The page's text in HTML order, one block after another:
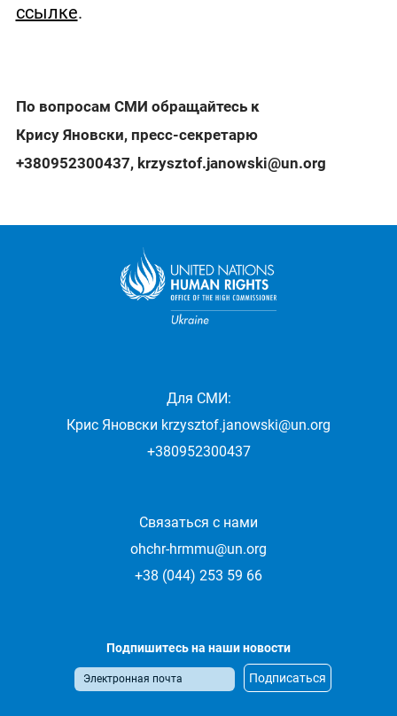
ссылке.
По вопросам СМИ обращайтесь к
Крису Яновски, пресс-секретарю
+380952300437, krzysztof.janowski@un.org
Для СМИ:
Крис Яновски krzysztof.janowski@un.org
+380952300437
Связаться с нами
ohchr-hrmmu@un.org
+38 (044) 253 59 66
Подпишитесь на наши новости